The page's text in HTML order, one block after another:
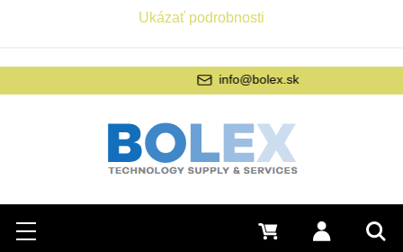
Hľadať
Menu Prihlásiť sa
0 €
info@bolex.sk
Ukázať podrobnosti